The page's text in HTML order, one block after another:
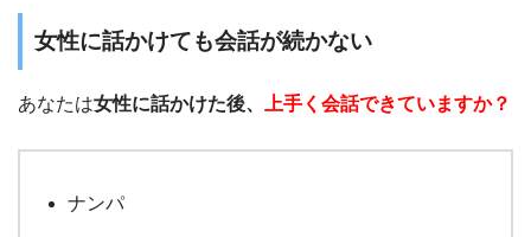
女性に話かけても会話が続かない
あなたは女性に話かけた後、 上手く会話できていますか？
ナンパ